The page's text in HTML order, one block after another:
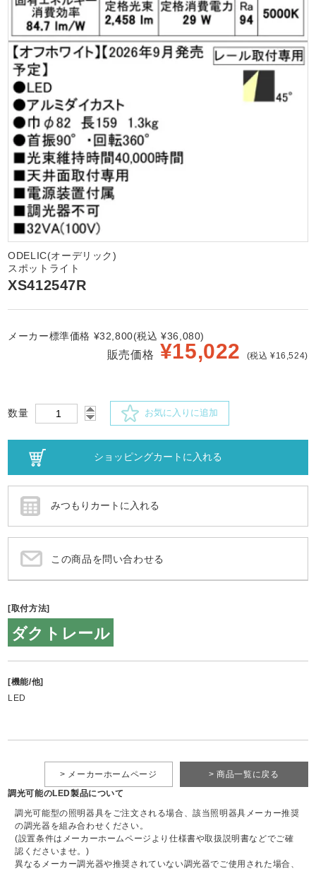
ODELIC(オーデリック)
スポットライト
XS412547R
メーカー標準価格 ¥32,800(税込 ¥36,080)
販売価格 ¥15,022 (税込 ¥16,524)
数量 お気に入りに追加
この商品を問い合わせる
[取付方法]
ダクトレール
[機能/他]
LED
> 商品一覧に戻る
> メーカーホームページ
調光可能のLED製品について
調光可能型の照明器具をご注文される場合、該当照明器具メーカー推奨
の調光器を組み合わせください。
(設置条件はメーカーホームページより仕様書や取扱説明書などでご確
認くださいませ。)
異なるメーカー調光器や推奨されていない調光器でご使用された場合、